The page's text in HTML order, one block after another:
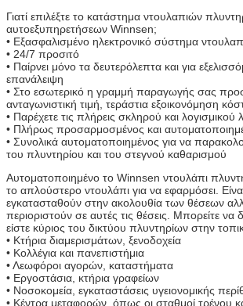
Γιατί επιλέξτε το κατάστημα ντουλαπιών
αυτοεξυπηρετήσεων Winnsen;
• Εξασφαλισμένο ηλεκτρονικό σύστημα
• 24/7 προσιτό
• Παίρνει μόνο τα δευτερόλεπτα και για
επανάλειψη
• Στο εσωτερικό η γραμμή παραγωγής σας
ανταγωνιστική τιμή, τεράστια εξοικονόμηση
• Παρέχετε τις πλήρεις σκληρού και λογισμικού
• Πλήρως προσαρμοσμένος και
• Συνολικά αυτοματοποιημένος για να
του πλυντηρίου και του στεγνού καθαρισμού
Αυτοματοποιημένο το Winnsen ντουλάπι
το απλούστερο ντουλάπι για να εφαρμόσει.
εγκατασταθούν στην ακολουθία των θέσεων
περιοριστούν σε αυτές τις θέσεις. Μπορείτε να
είστε κύριος του δικτύου πλυντηρίων στην
• Κτήρια διαμερισμάτων, ξενοδοχεία
• Κολλέγια και πανεπιστήμια
• Λεωφόροι αγορών, καταστήματα
• Εργοστάσια, κτήρια γραφείων
• Νοσοκομεία, εγκαταστάσεις υγειονομικής
• Κέντρα μεταφορών, όπως οι σταθμοί τρένου